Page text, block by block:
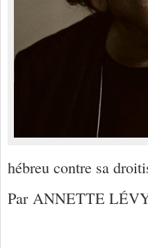
hébreu contre sa
Par ANNETTE